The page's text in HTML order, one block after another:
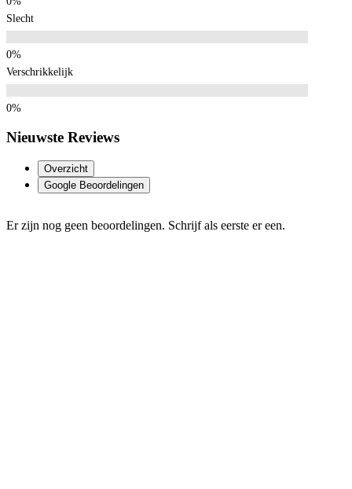
Slecht
Verschrikkelijk
Nieuwste Reviews
Overzicht
Google Beoordelingen
Er zijn nog geen beoordelingen. Schrijf als eerste er een.